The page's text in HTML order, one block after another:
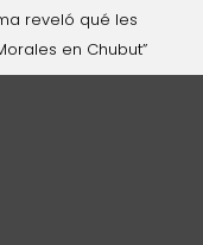
reveló qué les
en Chubut”